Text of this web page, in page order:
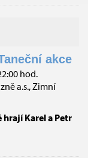
akce
hod.
a.s., Zimní
hrají Karel a Petr